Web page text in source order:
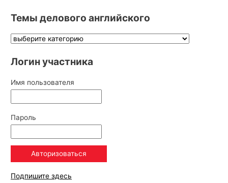
Темы делового английского
Логин участника
Имя пользователя
Пароль
Подпишите здесь